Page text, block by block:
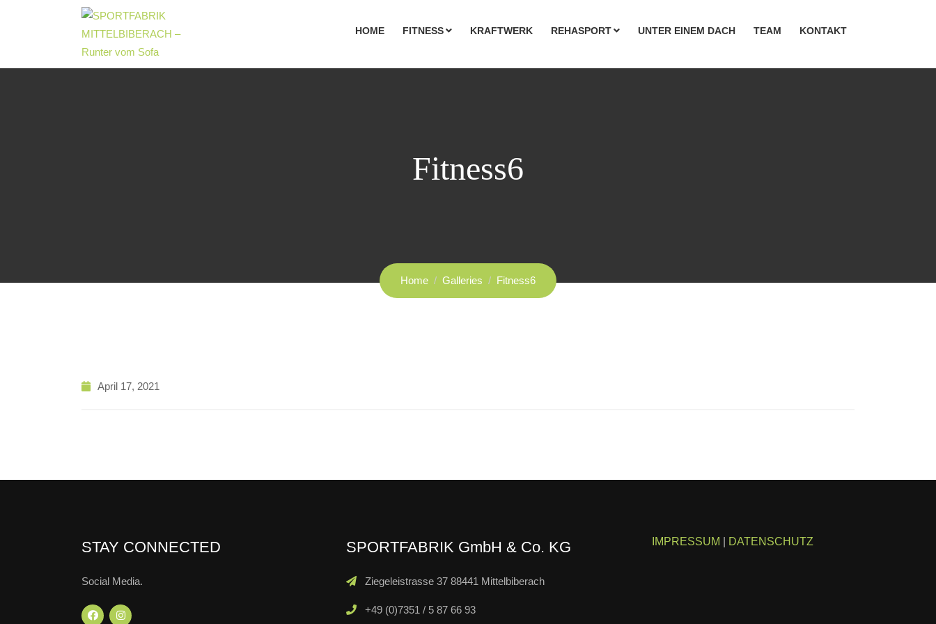
HOME FITNESS KRAFTWERK REHASPORT UNTER EINEM DACH TEAM KONTAKT
Fitness6
Home Galleries Fitness6
April 17, 2021
STAY CONNECTED
Social Media.
SPORTFABRIK GmbH & Co. KG
Ziegeleistrasse 37 88441 Mittelbiberach
+49 (0)7351 / 5 87 66 93
IMPRESSUM DATENSCHUTZ